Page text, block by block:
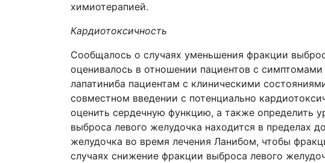
химиотерапией.
Кардиотоксичность
Сообщалось о случаях уменьшения фракции
оценивалось в отношении пациентов с
лапатиниба пациентам с клиническими
совместном введении с потенциально
оценить сердечную функцию, а также определить
выброса левого желудочка находится в пределах
желудочка во время лечения Ланибом, чтобы
случаях снижение фракции выброса левого